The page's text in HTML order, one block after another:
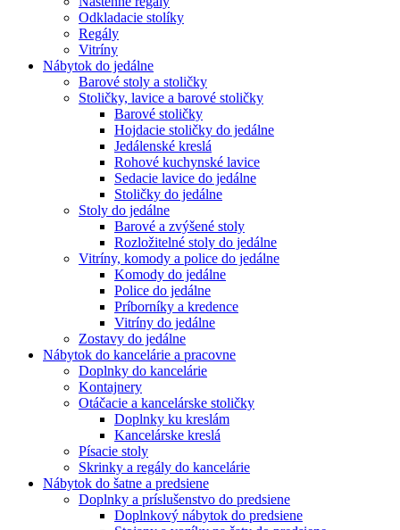
Odkladacie stolíky
Regály
Vitríny
Nábytok do jedálne
Barové stoly a stoličky
Stoličky, lavice a barové stoličky
Barové stoličky
Hojdacie stoličky do jedálne
Jedálenské kreslá
Rohové kuchynské lavice
Sedacie lavice do jedálne
Stoličky do jedálne
Stoly do jedálne
Barové a zvýšené stoly
Rozložitelné stoly do jedálne
Vitríny, komody a police do jedálne
Komody do jedálne
Police do jedálne
Príborníky a kredence
Vitríny do jedálne
Zostavy do jedálne
Nábytok do kancelárie a pracovne
Doplnky do kancelárie
Kontajnery
Otáčacie a kancelárske stoličky
Doplnky ku kreslám
Kancelárske kreslá
Písacie stoly
Skrinky a regály do kancelárie
Nábytok do šatne a predsiene
Doplnky a príslušenstvo do predsiene
Doplnkový nábytok do predsiene